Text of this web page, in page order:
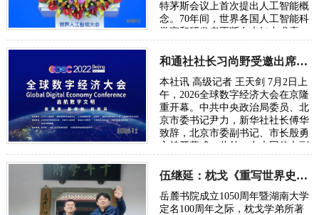
特茅斯会议上首次提出人工智能概
念。70年间，世界各国人工智能科
学家和研发者不断在未知中求索、
年后，…
和通社社长习尚野受邀出席2026年全球数字经济大会
本社讯 高级记者 王天剑 7月2日上
午，2026全球数字经济大会在京隆
重开幕。中共中央政治局委员、北
京市委书记尹力，新华社社长傅华
致辞，北京市委副书记、市长殷勇
主持开幕式。此外，中央网信办副
国家发…
伍继延：枕戈《重写世界史》献礼湖大百周年校庆
岳麓书院成立1050周年暨湖南大学
定名100周年之际，枕戈学弟所著